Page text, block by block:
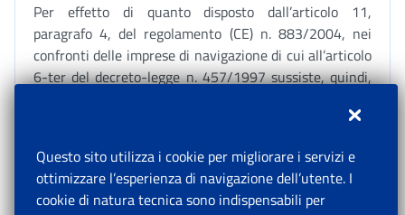
Per effetto di quanto disposto dall’articolo 11,
paragrafo 4, del regolamento (CE) n. 883/2004, nei
confronti delle imprese di navigazione di cui all’articolo
6-ter del decreto-legge n. 457/1997 sussiste, quindi,
vigente regime assicurativo e previdenziale italiano
italiana.
In particolare, per tali marittimi, trovano applicazione
Questo sito utilizza i cookie per migliorare i servizi e
ottimizzare l’esperienza di navigazione dell’utente. I
cookie di natura tecnica sono indispensabili per